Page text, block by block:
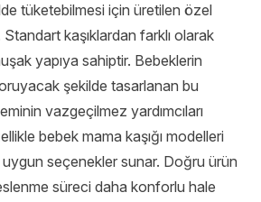
tüketebilmesi için üretilen özel
kaşıklardan farklı olarak
yapıya sahiptir. Bebeklerin
şekilde tasarlanan bu
vazgeçilmez yardımcıları
bebek mama kaşığı modelleri
uygun seçenekler sunar. Doğru ürün
süreci daha konforlu hale